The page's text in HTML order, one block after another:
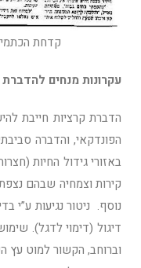
קדחת
עקרונות מנחים להדברת
הדברת קרציות חייבת
הפונדקאי, והדברה
באזורי גידול החיות
קירות וצמחיה שבהם
נוסף. ניטור נגיעות ע”י
דיגול (דימוי לדגל).
וברוחב, הקשור למוט עץ